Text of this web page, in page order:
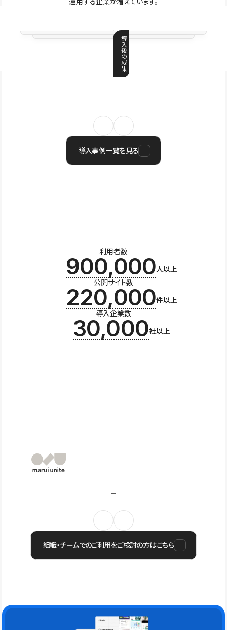
導
入
後
の
成
果
導入事例一覧を見る
利用者数
900,000人以上
公開サイト数
220,000件以上
導入企業数
30,000社以上
組織・チームでのご利用をご検討の方はこちら